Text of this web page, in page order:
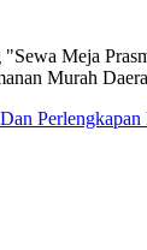
Meja
Murah